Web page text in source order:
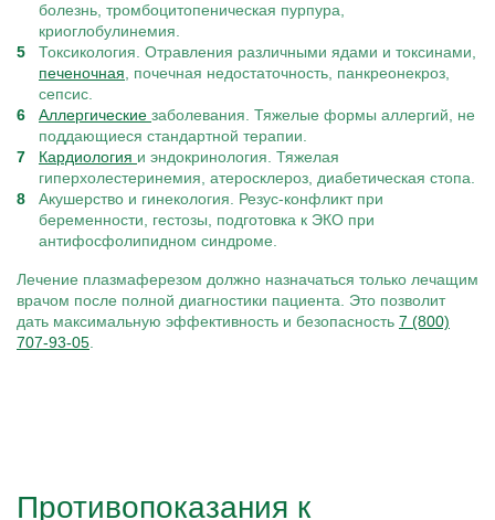
болезнь, тромбоцитопеническая пурпура,
криоглобулинемия.
Токсикология. Отравления различными ядами и токсинами,
печеночная , почечная недостаточность, панкреонекроз,
сепсис.
Аллергические заболевания. Тяжелые формы аллергий, не
поддающиеся стандартной терапии.
Кардиология и эндокринология. Тяжелая
гиперхолестеринемия, атеросклероз, диабетическая стопа.
Акушерство и гинекология. Резус-конфликт при
беременности, гестозы, подготовка к ЭКО при
антифосфолипидном синдроме.
Лечение плазмаферезом должно назначаться только лечащим
врачом после полной диагностики пациента. Это позволит
дать максимальную эффективность и безопасность 7 (800)
707-93-05
Противопоказания к